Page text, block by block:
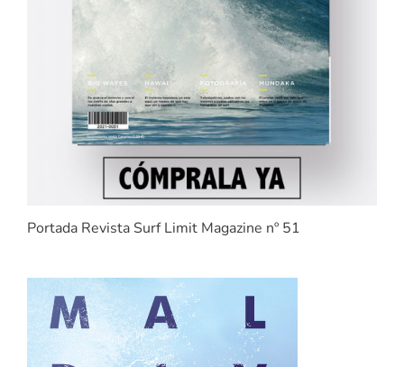
Portada Revista Surf Limit Magazine nº 51